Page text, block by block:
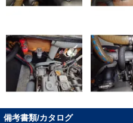
備考書類/カタログ